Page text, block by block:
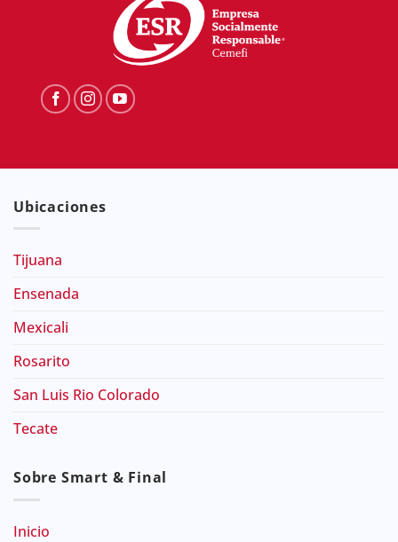
Ubicaciones
Tijuana
Ensenada
Mexicali
Rosarito
San Luis Rio Colorado
Tecate
Sobre Smart & Final
Inicio